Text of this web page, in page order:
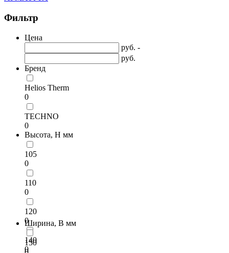
Фильтр
Цена
руб. -
руб.
Бренд
Helios Therm
0
TECHNO
0
Высота, H мм
105
0
110
0
120
0
140
0
Ширина, B мм
150